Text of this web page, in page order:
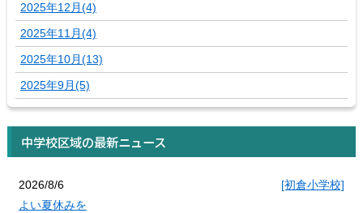
2025年12月(4)
2025年11月(4)
2025年10月(13)
2025年9月(5)
中学校区域の最新ニュース
2026/8/6
[初倉小学校]
よい夏休みを